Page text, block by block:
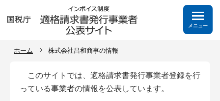
メニュー
ホーム 株式会社昌和商事の情報
このサイトでは、適格請求書発行事業者登録を行
っている事業者の情報を公表しています。